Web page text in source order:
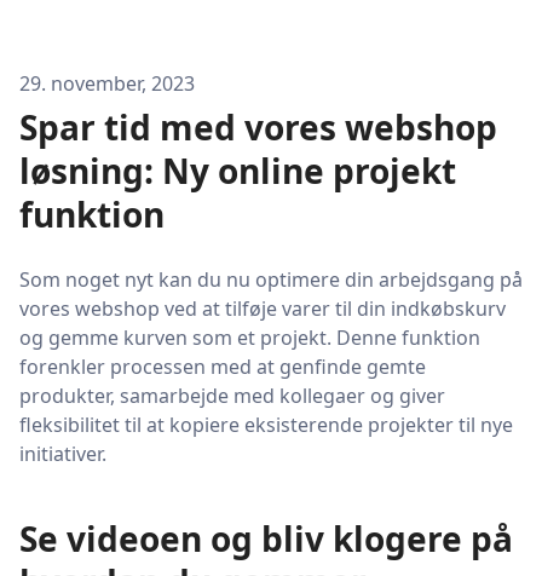
29. november, 2023
Spar tid med vores webshop
løsning: Ny online projekt
funktion
Som noget nyt kan du nu optimere din arbejdsgang på
vores webshop ved at tilføje varer til din indkøbskurv
og gemme kurven som et projekt. Denne funktion
forenkler processen med at genfinde gemte
produkter, samarbejde med kollegaer og giver
fleksibilitet til at kopiere eksisterende projekter til nye
initiativer.
Se videoen og bliv klogere på